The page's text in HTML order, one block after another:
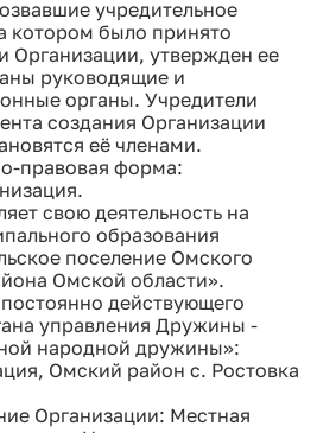
учредительное
котором было принято
Организации, утвержден ее
руководящие и
органы. Учредители
создания Организации
её членами.
правовая форма:
свою деятельность на
образования
поселение Омского
Омской области».
действующего
управления Дружины -
народной дружины»:
Омский район с. Ростовка
Организации: Местная